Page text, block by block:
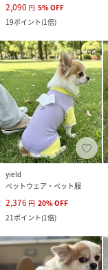
2,090 円 5%OFF
19ポイント(1倍)
yield
ペットウェア・ペット服
2,376 円 20%OFF
21ポイント(1倍)